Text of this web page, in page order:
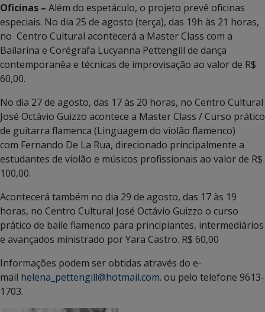
Oficinas – Além do espetáculo, o projeto prevê oficinas
especiais. No dia 25 de agosto (terça), das 19h às 21 horas,
no Centro Cultural acontecerá a Master Class com a
Bailarina e Corégrafa Lucyanna Pettengill de dança
contemporanêa e técnicas de improvisação ao valor de R$
60,00.
No dia 27 de agosto, das 17 às 20 horas, no Centro Cultural
José Octávio Guizzo acontece a Master Class / Curso prático
de guitarra fl­amenca (Linguagem do violão ­flamenco)
com Fernando De La Rua, direcionado principalmente a
estudantes de violão e músicos profissionais ao valor de R$
100,00.
Acontecerá também no dia 29 de agosto, das 17 às 19
horas, no Centro Cultural José Octávio Guizzo o curso
prático de baile flamenco para principiantes, intermediários
e avançados ministrado por Yara Castro. R$ 60,00
Informações podem ser obtidas através do e-
mail helena_pettengill@hotmail.com. ou pelo telefone 9613-
1703.